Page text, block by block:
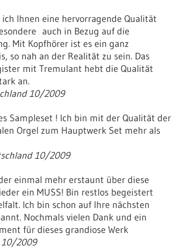
Ihnen eine hervorragende Qualität
auch in Bezug auf die
Mit Kopfhörer ist es ein ganz
so nah an der Realität zu sein. Das
mit Tremulant hebt die Qualität
an.
10/2009
Sampleset ! Ich bin mit der Qualität der
Orgel zum Hauptwerk Set mehr als
10/2009
einmal mehr erstaunt über diese
ein MUSS! Bin restlos begeistert
Ich bin schon auf Ihre nächsten
Nochmals vielen Dank und ein
für dieses grandiose Werk
10/2009